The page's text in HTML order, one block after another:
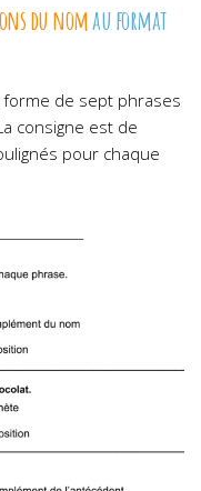
du nomau format
de sept phrases
consigne est de
pour chaque